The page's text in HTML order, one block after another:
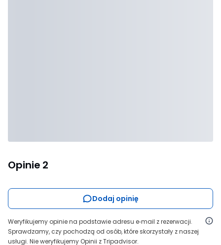
Opinie 2
Dodaj opinię
Weryfikujemy opinie na podstawie adresu e‑mail z rezerwacji.
Sprawdzamy, czy pochodzą od osób, które skorzystały z naszej
usługi. Nie weryfikujemy Opinii z Tripadvisor.